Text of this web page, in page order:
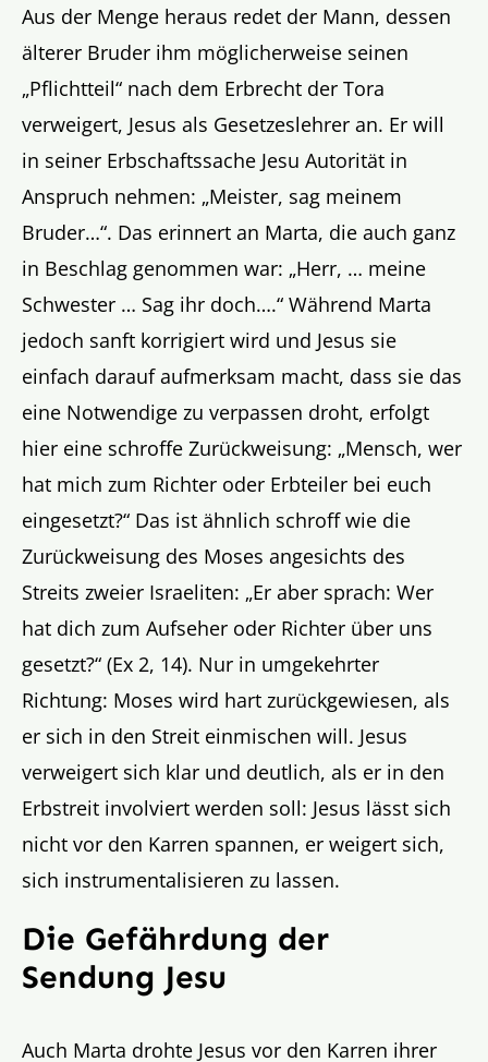
Aus der Menge heraus redet der Mann, dessen
älterer Bruder ihm möglicherweise seinen
„Pflichtteil“ nach dem Erbrecht der Tora
verweigert, Jesus als Gesetzeslehrer an. Er will
in seiner Erbschaftssache Jesu Autorität in
Anspruch nehmen: „Meister, sag meinem
Bruder…“. Das erinnert an Marta, die auch ganz
in Beschlag genommen war: „Herr, … meine
Schwester … Sag ihr doch….“ Während Marta
jedoch sanft korrigiert wird und Jesus sie
einfach darauf aufmerksam macht, dass sie das
eine Notwendige zu verpassen droht, erfolgt
hier eine schroffe Zurückweisung: „Mensch, wer
hat mich zum Richter oder Erbteiler bei euch
eingesetzt?“ Das ist ähnlich schroff wie die
Zurückweisung des Moses angesichts des
Streits zweier Israeliten: „Er aber sprach: Wer
hat dich zum Aufseher oder Richter über uns
gesetzt?“ (Ex 2, 14). Nur in umgekehrter
Richtung: Moses wird hart zurückgewiesen, als
er sich in den Streit einmischen will. Jesus
verweigert sich klar und deutlich, als er in den
Erbstreit involviert werden soll: Jesus lässt sich
nicht vor den Karren spannen, er weigert sich,
sich instrumentalisieren zu lassen.
Die Gefährdung der
Sendung Jesu
Auch Marta drohte Jesus vor den Karren ihrer